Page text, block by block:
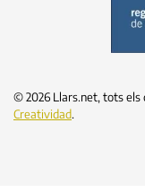
©2026 Llars.net, tots
Creatividad.